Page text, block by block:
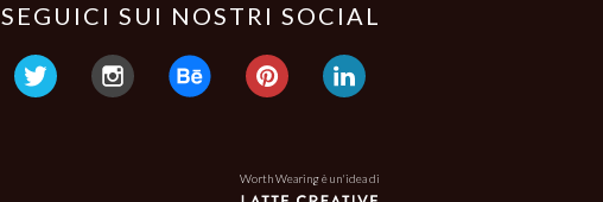
SEGUICI SUI NOSTRI SOCIAL
Worth Wearing è un'idea di